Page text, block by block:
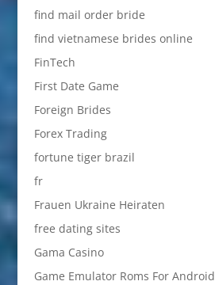
find mail order bride
find vietnamese brides online
FinTech
First Date Game
Foreign Brides
Forex Trading
fortune tiger brazil
fr
Frauen Ukraine Heiraten
free dating sites
Gama Casino
Game Emulator Roms For Android